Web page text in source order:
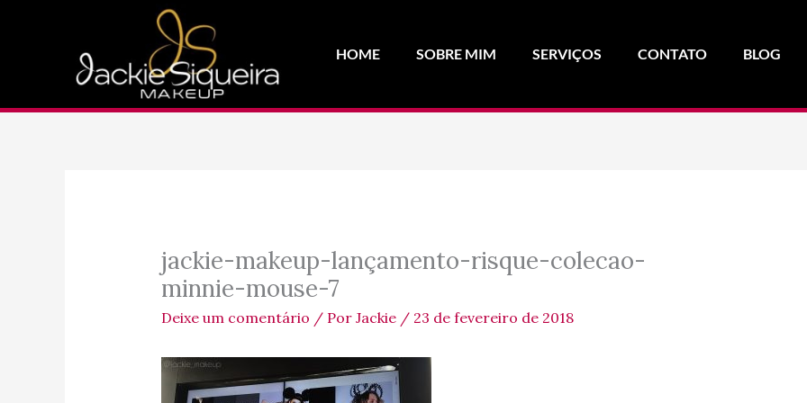
HOME SOBRE MIM SERVIÇOS CONTATO BLOG
jackie-makeup-lançamento-risque-colecao-
minnie-mouse-7
Deixe um comentário / Por Jackie / 23 de fevereiro de 2018